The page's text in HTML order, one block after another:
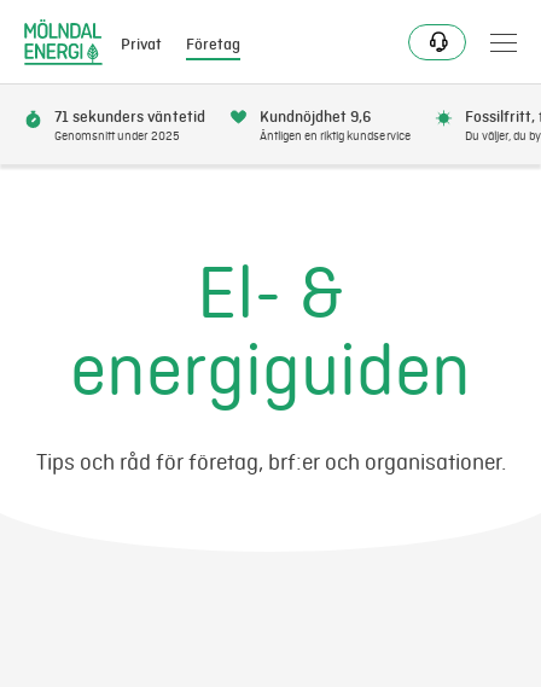
Privat Företag
Fjärrvärme & kyla
Energitjänster
Mer
71 sekunders väntetid
Genomsnitt under 2025
Kundnöjdhet 9,6
Äntligen en riktig kundservice
Fossilfritt,
Du väljer, du
El- &
energiguiden
Tips och råd för företag, brf:er och organisationer.